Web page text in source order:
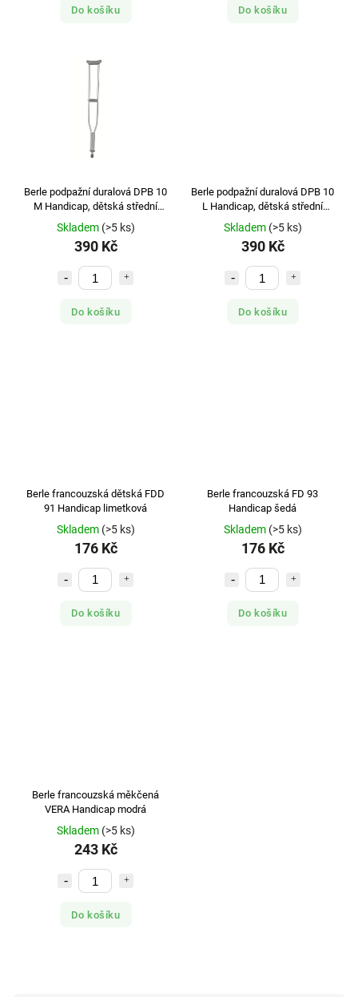
Do košíku Do košíku
Berle podpažní duralová DPB 10
M Handicap, dětská střední
dlouhá
Skladem (>5 ks)
390 Kč
Do košíku
Berle podpažní duralová DPB 10
L Handicap, dětská střední
dlouhá
Skladem (>5 ks)
390 Kč
Do košíku
Berle francouzská dětská FDD
91 Handicap limetková
Skladem (>5 ks)
176 Kč
Do košíku
Berle francouzská FD 93
Handicap šedá
Skladem (>5 ks)
176 Kč
Do košíku
Berle francouzská měkčená
VERA Handicap modrá
Skladem (>5 ks)
243 Kč
Do košíku